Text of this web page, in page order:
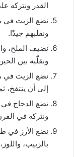
القدر ونتركه
نضع الزيت في
ونقلبهم جيدًا.
نضيف الملح،
ونقلّبه بين
نضع الزيت في
إلى أن ينتفخ،
نضع الدجاج في
ونتركه في
نضع الأرز في
بالزبيب،